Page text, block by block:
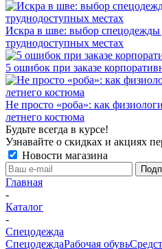
Искра в шве: выбор спецодежды
труднодоступных местах
5 ошибок при заказе
Не просто «роба»: как
летнего костюма
Будьте всегда в курсе!
Узнавайте о скидках и акциях
Новости магазина
Главная
-
Каталог
-
Спецодежда
СпецодеждаРабочая обувь